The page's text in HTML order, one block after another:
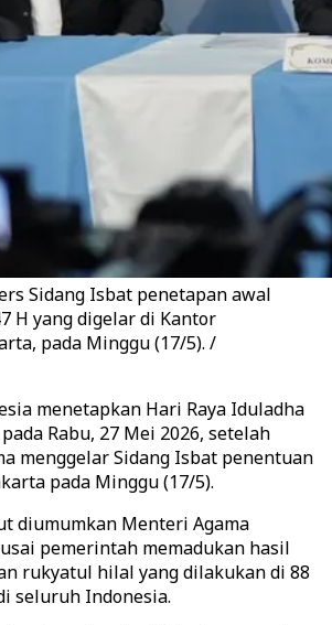
Sidang Isbat penetapan awal
H yang digelar di Kantor
pada Minggu (17/5). /
menetapkan Hari Raya Iduladha
Rabu, 27 Mei 2026, setelah
menggelar Sidang Isbat penentuan
pada Minggu (17/5).
diumumkan Menteri Agama
pemerintah memadukan hasil
rukyatul hilal yang dilakukan di 88
seluruh Indonesia.